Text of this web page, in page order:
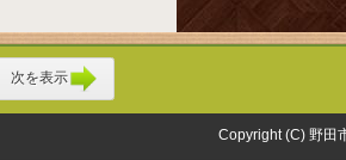
次を表示
Copyright (C) 野田